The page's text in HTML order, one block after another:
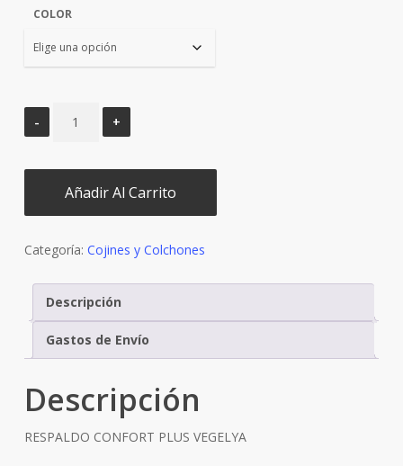
COLOR
Añadir Al Carrito
Categoría: Cojines y Colchones
Descripción
Gastos de Envío
Descripción
RESPALDO CONFORT PLUS VEGELYA